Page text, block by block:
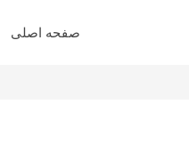
صفحه اصلی